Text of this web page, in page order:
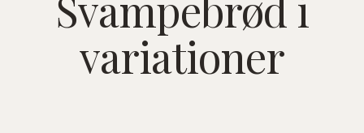
variationer